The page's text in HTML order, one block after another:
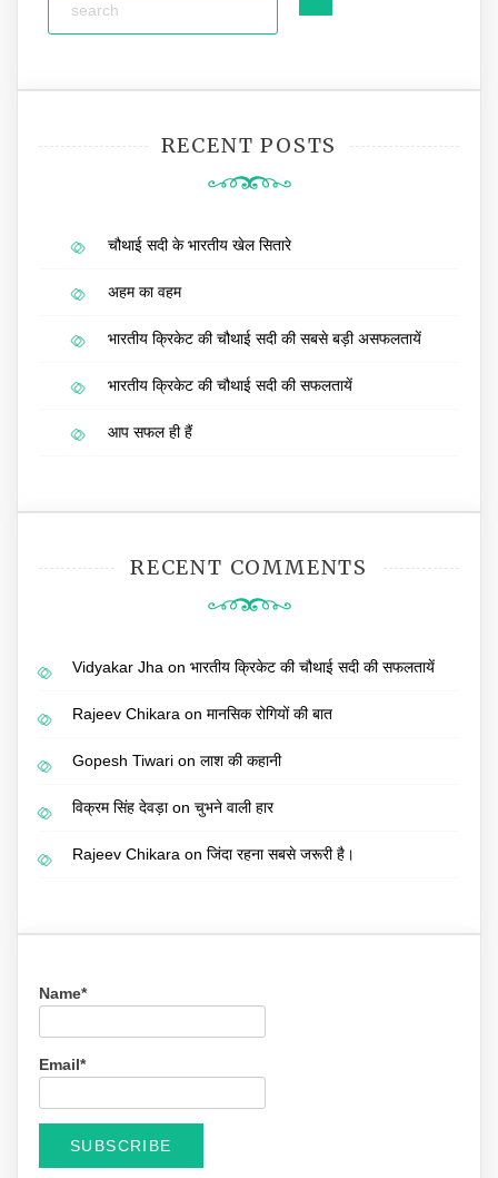
RECENT POSTS
चौथाई सदी के भारतीय खेल सितारे
अहम का वहम
भारतीय क्रिकेट की चौथाई सदी की सबसे बड़ी असफलतायें
भारतीय क्रिकेट की चौथाई सदी की सफलतायें
आप सफल ही हैं
RECENT COMMENTS
Vidyakar Jha on भारतीय क्रिकेट की चौथाई सदी की सफलतायें
Rajeev Chikara on मानसिक रोगियों की बात
Gopesh Tiwari on लाश की कहानी
विक्रम सिंह देवड़ाon चुभने वाली हार
Rajeev Chikara on जिंदा रहना सबसे जरूरी है।
Name*
Email*